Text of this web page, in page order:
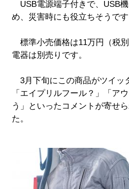
USB電源端子付きで、USB
め、災害時にも役立ちそうです
標準小売価格は11万円（税
電器は別売りです。
3月下旬にこの商品がツイッ
「エイプリルフール？」「ア
う」といったコメントが寄せ
た。